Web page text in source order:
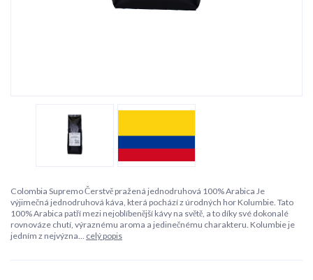
Colombia Supremo Čerstvě pražená jednodruhová 100% Arabica Je
výjimečná jednodruhová káva, která pochází z úrodných hor Kolumbie. Tato
100% Arabica patří mezi nejoblíbenější kávy na světě, a to díky své dokonalé
rovnováze chutí, výraznému aroma a jedinečnému charakteru. Kolumbie je
jedním z nejvýzna... celý popis